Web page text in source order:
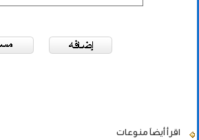
اقرأ أيضاً منوعات